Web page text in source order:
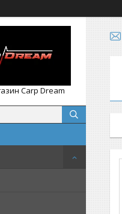
Carp Dream